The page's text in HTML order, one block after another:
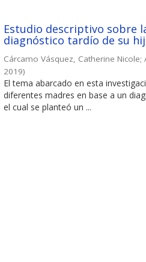
Estudio descriptivo sobre
diagnóstico tardío de su
Cárcamo Vásquez, Catherine Nicole;
2019)
El tema abarcado en esta
diferentes madres en base a un
el cual se planteó un ...